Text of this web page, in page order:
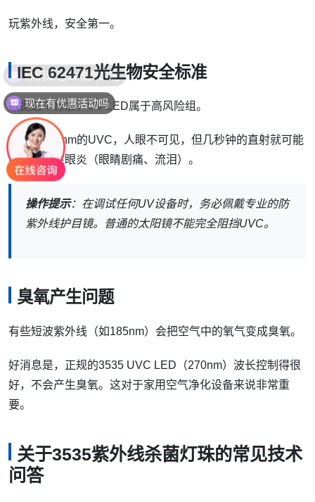
玩紫外线，安全第一。
IEC 62471光生物安全标准
根据这个标准，UV LED属于高风险组。
特别是270nm的UVC，人眼不可见，但几秒钟的直射就可能
导致电光性眼炎（眼睛剧痛、流泪）。
操作提示：在调试任何UV设备时，务必佩戴专业的防
紫外线护目镜。普通的太阳镜不能完全阻挡UVC。
臭氧产生问题
有些短波紫外线（如185nm）会把空气中的氧气变成臭氧。
好消息是，正规的3535 UVC LED（270nm）波长控制得很
好，不会产生臭氧。这对于家用空气净化设备来说非常重
要。
关于3535紫外线杀菌灯珠的常见技术
问答
现在有优惠活动吗